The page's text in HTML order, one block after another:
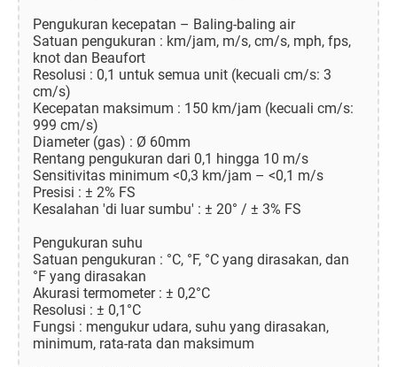
Pengukuran kecepatan – Baling-baling air
Satuan pengukuran : km/jam, m/s, cm/s, mph, fps,
knot dan Beaufort
Resolusi : 0,1 untuk semua unit (kecuali cm/s: 3
cm/s)
Kecepatan maksimum : 150 km/jam (kecuali cm/s:
999 cm/s)
Diameter (gas) : Ø 60mm
Rentang pengukuran dari 0,1 hingga 10 m/s
Sensitivitas minimum <0,3 km/jam – <0,1 m/s
Presisi : ± 2% FS
Kesalahan 'di luar sumbu' : ± 20° / ± 3% FS
Pengukuran suhu
Satuan pengukuran : °C, °F, °C yang dirasakan, dan
°F yang dirasakan
Akurasi termometer : ± 0,2°C
Resolusi : ± 0,1°C
Fungsi : mengukur udara, suhu yang dirasakan,
minimum, rata-rata dan maksimum